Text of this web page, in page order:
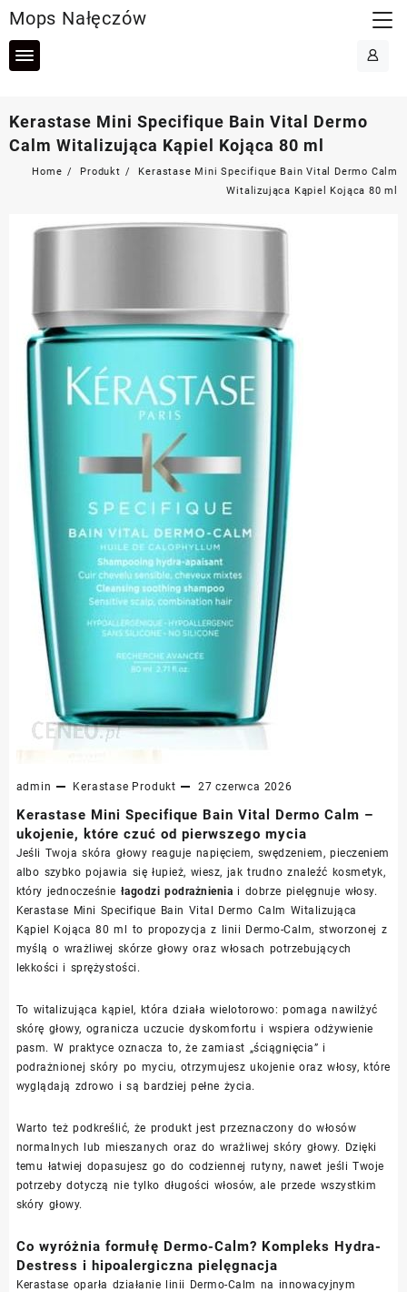
to
content
Mops Nałęczów
Kerastase Mini Specifique Bain Vital Dermo
Calm Witalizująca Kąpiel Kojąca 80 ml
Home Produkt
Kerastase Mini Specifique Bain Vital Dermo Calm
Witalizująca Kąpiel Kojąca 80 ml
admin Kerastase Produkt 27 czerwca 2026
Kerastase Mini Specifique Bain Vital Dermo Calm –
ukojenie, które czuć od pierwszego mycia
Jeśli Twoja skóra głowy reaguje napięciem, swędzeniem, pieczeniem
albo szybko pojawia się łupież, wiesz, jak trudno znaleźć kosmetyk,
który jednocześnie łagodzi podrażnienia i dobrze pielęgnuje włosy.
Kerastase Mini Specifique Bain Vital Dermo Calm Witalizująca
Kąpiel Kojąca 80 ml to propozycja z linii Dermo-Calm, stworzonej z
myślą o wrażliwej skórze głowy oraz włosach potrzebujących
lekkości i sprężystości.
To witalizująca kąpiel, która działa wielotorowo: pomaga nawilżyć
skórę głowy, ogranicza uczucie dyskomfortu i wspiera odżywienie
pasm. W praktyce oznacza to, że zamiast „ściągnięcia” i
podrażnionej skóry po myciu, otrzymujesz ukojenie oraz włosy, które
wyglądają zdrowo i są bardziej pełne życia.
Warto też podkreślić, że produkt jest przeznaczony do włosów
normalnych lub mieszanych oraz do wrażliwej skóry głowy. Dzięki
temu łatwiej dopasujesz go do codziennej rutyny, nawet jeśli Twoje
potrzeby dotyczą nie tylko długości włosów, ale przede wszystkim
skóry głowy.
Co wyróżnia formułę Dermo-Calm? Kompleks Hydra-
Destress i hipoalergiczna pielęgnacja
Kerastase oparła działanie linii Dermo-Calm na innowacyjnym